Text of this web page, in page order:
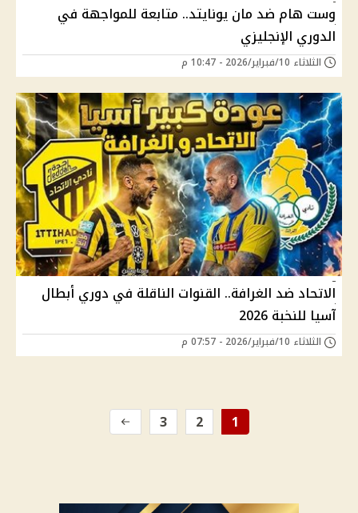
وست هام ضد مان يونايتد.. متابعة للمواجهة في
الدوري الإنجليزي
الثلاثاء 10/فبراير/2026 - 10:47 م
الاتحاد ضد الغرافة.. القنوات الناقلة في دوري أبطال
آسيا للنخبة 2026
الثلاثاء 10/فبراير/2026 - 07:57 م
1
2
3